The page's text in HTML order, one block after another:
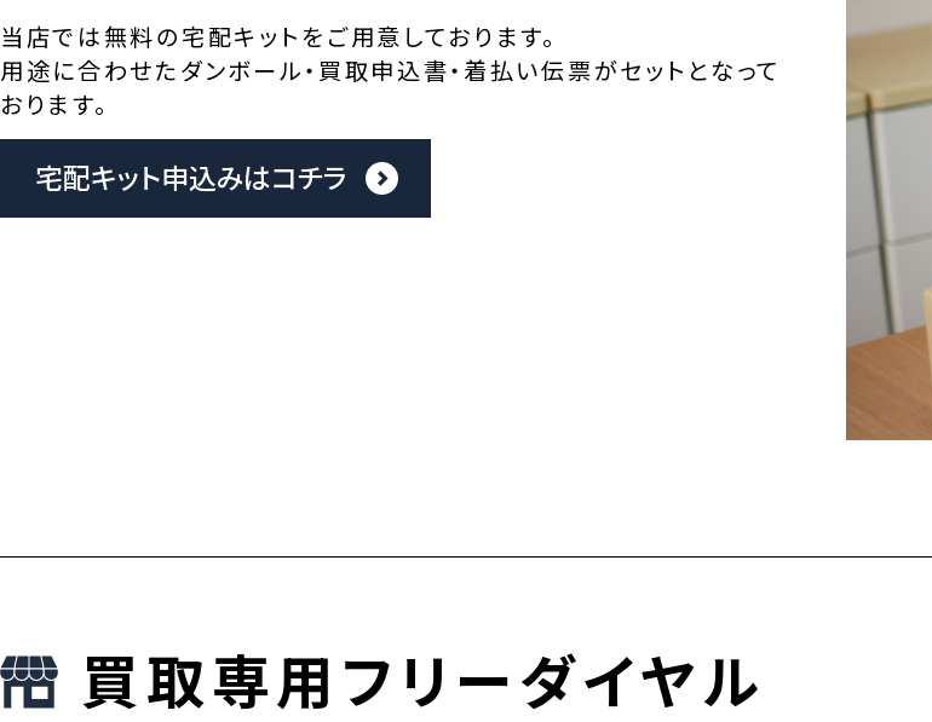
当店では無料の宅配キットをご用意しております。
用途に合わせたダンボール・買取申込書・着払い伝票がセットとなって
おります。
宅配キット申込みはコチラ
買取専用フリーダイヤル